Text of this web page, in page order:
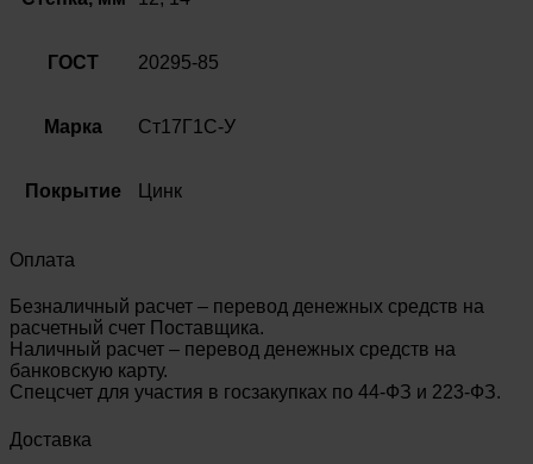
85ГОСТ 20295-85
Марка Ст17Г1С-У
Покрытие Цинк
Оплата
Безналичный расчет – перевод денежных средств на
расчетный счет Поставщика.
Наличный расчет – перевод денежных средств на
банковскую карту.
Спецсчет для участия в госзакупках по 44-ФЗ и 223-ФЗ.
Доставка